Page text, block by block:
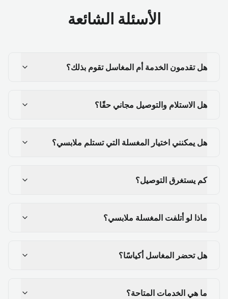
الأسئلة الشائعة
هل تقدمون الخدمة أم المغاسل تقوم بذلك؟
هل الاستلام والتوصيل مجاني حقًا؟
هل يمكنني اختيار المغسلة التي تستلم ملابسي؟
كم يستغرق التوصيل؟
ماذا لو أتلفت المغسلة ملابسي؟
هل تحضر المغاسل أكياسًا؟
ما هي الخدمات المتاحة؟